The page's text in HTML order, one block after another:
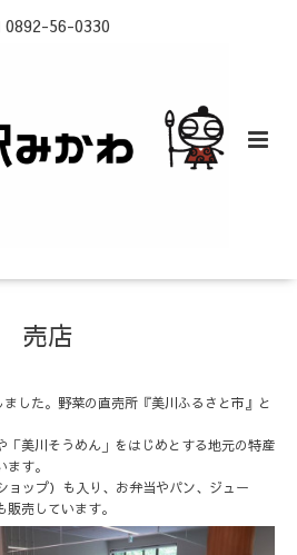
0892-56-0330
売店
した。野菜の直売所『美川ふるさと市』と
「美川そうめん」をはじめとする地元の特産
す。
ョップ）も入り、お弁当やパン、ジュー
売しています。